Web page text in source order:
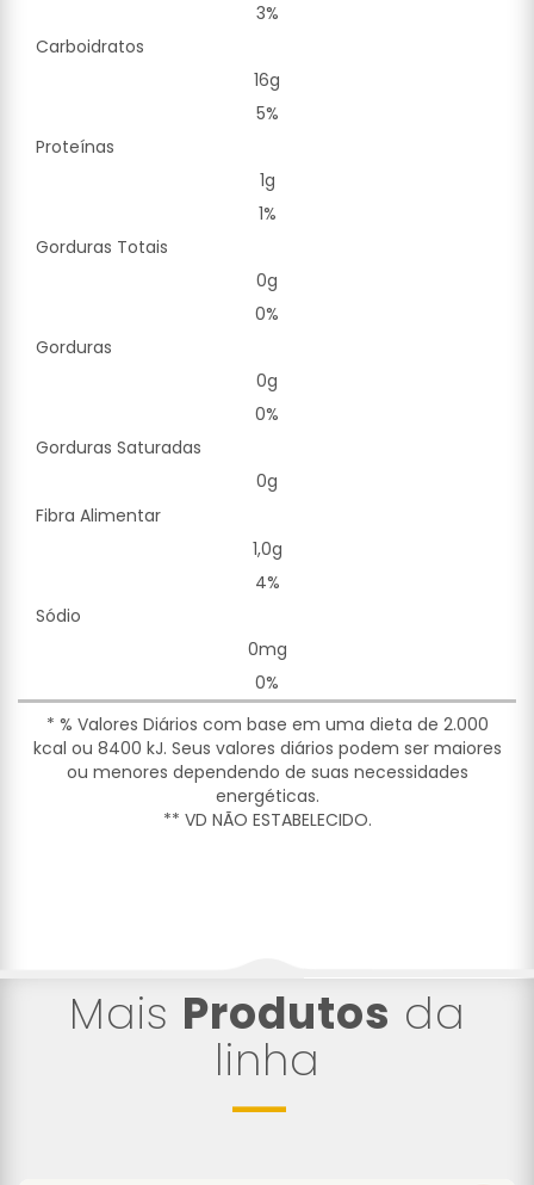
3%
Carboidratos
16g
5%
Proteínas
1g
1%
Gorduras Totais
0g
0%
Gorduras
0g
0%
Gorduras Saturadas
0g
Fibra Alimentar
1,0g
4%
Sódio
0mg
0%
* % Valores Diários com base em uma dieta de 2.000
kcal ou 8400 kJ. Seus valores diários podem ser maiores
ou menores dependendo de suas necessidades
energéticas.
** VD NÃO ESTABELECIDO.
Mais Produtos da
linha